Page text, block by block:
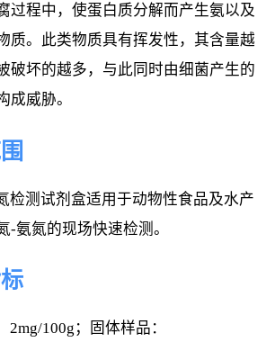
过程中，使蛋白质分解而产生氨以及
质。此类物质具有挥发性，其含量越
破坏的越多，与此同时由细菌产生的
成威胁。
检测试剂盒适用于动物性食品及水产
-氨氮的现场快速检测。
2mg/100g；固体样品：